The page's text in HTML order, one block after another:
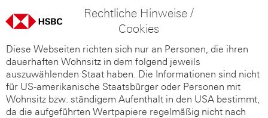
Rechtliche Hinweise /
Cookies
Diese Webseiten richten sich nur an Personen, die ihren
dauerhaften Wohnsitz in dem folgend jeweils
auszuwählenden Staat haben. Die Informationen sind nicht
für US-amerikanische Staatsbürger oder Personen mit
Wohnsitz bzw. ständigem Aufenthalt in den USA bestimmt,
da die aufgeführten Wertpapiere regelmäßig nicht nach